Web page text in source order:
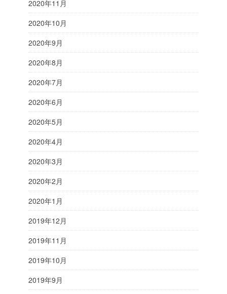
2020年11月
2020年10月
2020年9月
2020年8月
2020年7月
2020年6月
2020年5月
2020年4月
2020年3月
2020年2月
2020年1月
2019年12月
2019年11月
2019年10月
2019年9月